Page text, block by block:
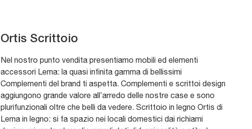
Ortis Scrittoio
Nel nostro punto vendita presentiamo mobili ed elementi
accessori Lema: la quasi infinita gamma di bellissimi
Complementi del brand ti aspetta. Complementi e scrittoi design
aggiungono grande valore all’arredo delle nostre case e sono
plurifunzionali oltre che belli da vedere. Scrittoio in legno Ortis di
Lema in legno: si fa spazio nei locali domestici dai richiami